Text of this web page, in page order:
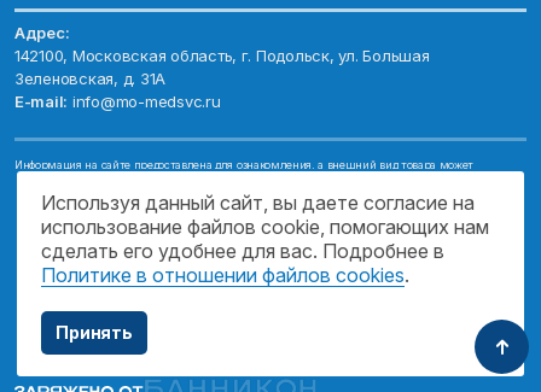
Адрес:
142100, Московская область, г. Подольск, ул. Большая
Зеленовская, д. 31А
E-mail: info@mo-medsvc.ru
Информация на сайте предоставлена для ознакомления, а внешний вид товара может
Имеются противопоказания, проконсультируйтесь со специалистом!
© 2026. ГОСУДАРСТВЕННОЕ БЮДЖЕТНОЕ УЧРЕЖДЕНИЕ МОСКОВСКОЙ
ОБЛАСТИ "МОСОБЛМЕДСЕРВИС"
ПОДДЕРЖКА САЙТА
Используя данный сайт, вы даете согласие на
использование файлов cookie, помогающих нам
сделать его удобнее для вас. Подробнее в
Политике в отношении файлов cookies.
Принять